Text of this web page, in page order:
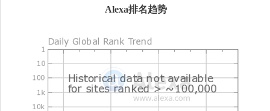
Alexa排名趋势